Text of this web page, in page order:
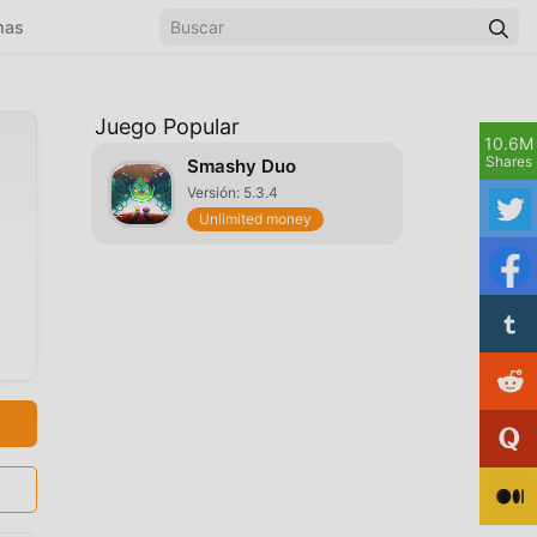
Juego Popular
Smashy Duo
Versión: 5.3.4
Unlimited money
10.6M
Shares